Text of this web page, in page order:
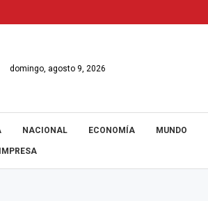
domingo, agosto 9, 2026
NACIONAL ECONOMÍA MUNDO